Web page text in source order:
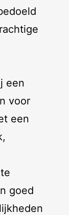
een
voor
een
goed